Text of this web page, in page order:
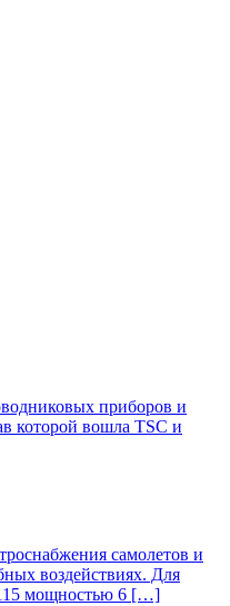
приборов и
которой вошла TSC и
самолетов и
воздействиях. Для
115 мощностью 6 […]